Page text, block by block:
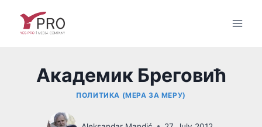
Академик Бреговић
ПОЛИТИКА (МЕРА ЗА МЕРУ)